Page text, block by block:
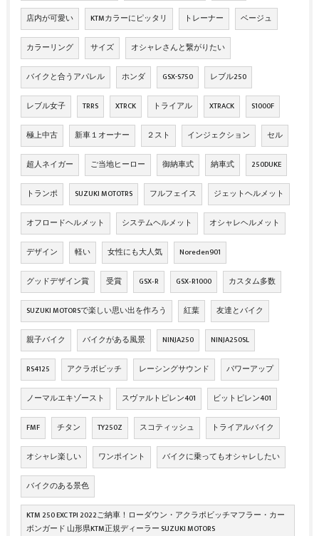
店内が可愛い KTMカラーにピッタリ トレーナー ベージュ
カラーリング サイズ オシャレさんと繋がりたい
バイクと合うアパレル ホンダ GSX-S750 レブル250
レブル女子 TRRS XTRCK トライアル XTRACK S1000F
極上中古 新車１オーナー ２スト インジェクション セル
超人ネイガー ご当地ヒーロー 御納車式 納車式 250DUKE
トランポ SUZUKI MOTOTRS フルフェイス ジェットヘルメット
オフロードヘルメット システムヘルメット オシャレヘルメット
デザイン 軽い 女性にも大人気 Noreden901
グッドデザイン賞 受賞 GSX‐R GSX‐R1000 カスタム多数
SUZUKI MOTORSで楽しい思い出を作ろう 紅葉 友達とバイク
親子バイク バイクがある風景 NINJA250 NINJA250SL
RS4125 アクラボビッチ レーシングサウンド パワーアップ
ノーマルエキゾースト スヴァルトピレン401 ビットピレン401
FMF チタン TY250Z スコティッシュ トライアルバイク
オシャレ楽しい ワンポイント バイクに乗ってもオシャレしたい
バイクのある景色
KTM 250 EXC TPI 2022ご納車！ローダウン・アクラポビッチマフラー・カー
ボンガード 山形県KTM正規ディーラー SUZUKI MOTORS